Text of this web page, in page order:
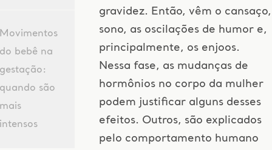
Movimentos
do bebê na
gestação:
quando são
mais
intensos
gravidez. Então, vêm o
sono, as oscilações de humor e,
principalmente, os enjoos.
Nessa fase, as mudanças de
hormônios no corpo da mulher
podem justificar alguns desses
efeitos. Outros, são explicados
pelo comportamento humano